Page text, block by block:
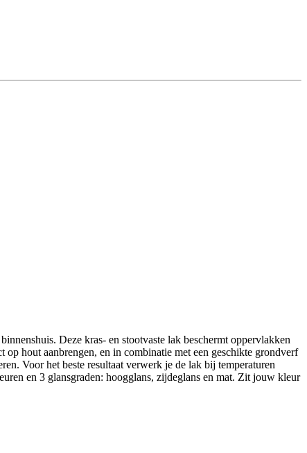
Deze kras- en stootvaste lak beschermt oppervlakken
hout aanbrengen, en in combinatie met een geschikte grondverf
Voor het beste resultaat verwerk je de lak bij temperaturen
en 3 glansgraden: hoogglans, zijdeglans en mat. Zit jouw kleur